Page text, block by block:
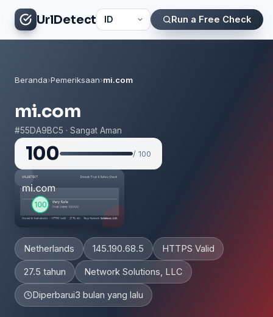
UrlDetect Run a Free Check
Beranda›Pemeriksaan›mi.com
mi.com
#55DA9BC5 · Sangat Aman
100 / 100
Netherlands 145.190.68.5 HTTPS Valid
27.5 tahun Network Solutions, LLC
Diperbarui3 bulan yang lalu